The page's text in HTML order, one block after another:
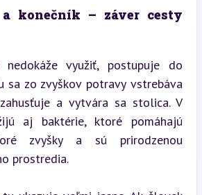
konečník – záver cesty
využiť, postupuje do
sa zo zvyškov potravy vstrebáva
a vytvára sa stolica. V
aj baktérie, ktoré pomáhajú
zvyšky a sú prirodzenou
prostredia.